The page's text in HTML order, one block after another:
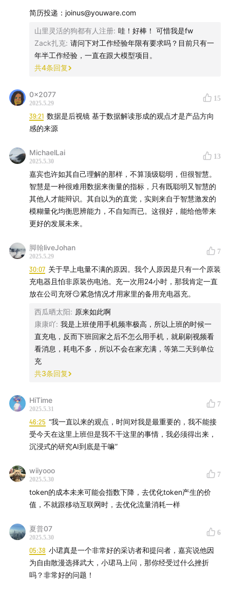
我们的播客节目在
讯：）
开始的快问快答
那些散漫的叛逆的挫败的少年成长
06:52 我在武大打辩论，尤其擅长四辩
辩论让我学会的最重要的：“永远具有第三方视角，
辩论不是说服你的对手”，“1秒钟把自己变成傻子”（by张
小龙）
大学后两年基本睡在实验室里，沉浸式打“智能汽车
竞赛”，拿了国奖
哎，好惨，惨痛的经历——我是输掉比赛最多的队
23:06 那是学长的退役比赛，我到今天还很愧疚
产品经理之路的前三站：OnePlus、ByteDance、
Moonshot
26:37 产品经理之路第一站：OnePlus导师带我们去坐地
铁、逛商场
95-100%和0-5%电量是用户对体验最敏感焦虑的时候
产品经理之路第二站：刚去字节极不适应，觉得自
己很菜
简历投递：joinus@youware.com
山里灵活的狗都有人注册: 哇！好棒！ 可惜我是fw
Zack扎克: 请问下对工作经验年限有要求吗？目前只有一
年半工作经验，一直在跟大模型项目。
共4条回复
0x2077
2025.5.29
15
39:21 数据是后视镜 基于数据解读形成的观点才是产品方向
感的来源
MichaelLai
2025.5.30
13
嘉宾也许如其自己理解的那样，不算顶级聪明，但很智慧。
智慧是一种很难用数据来衡量的指标，只有既聪明又智慧的
其他人才能辩识。其自以为的直觉，实则来自于智慧激发的
模糊量化均衡思辨能力，不自知而已。这很好，能给他带来
更好的发展未来。
脚翰liveJohan
2025.5.29
7
30:07 关于早上电量不满的原因。我个人原因是只有一个原装
充电器且怕非原装伤电池。充一次用24小时，那我肯定一直
放在公司充呀😏紧急情况才用家里的备用充电器充。
西瓜晒太阳: 原来如此啊
康康吖: 我是上班使用手机频率极高，所以上班的时候一
直充电，反而下班回家之后不怎么用手机，就刷刷视频看
看消息，耗电不多，所以不会在家充满，等第二天到单位
充
共3条回复
HiTime
2025.5.31
7
46:25 “我一直以来的观点，时间对我是最重要的，我不能接
受今天在这里上班但是我不干这里的事情，我必须得出来，
沉浸式的研究AI到底是干嘛”
wiiyooo
2025.5.30
7
token的成本未来可能会指数下降，去优化token产生的价
值，不就跟移动互联网时，去优化流量消耗一样
夏普07
2025.5.30
6
05:38 小珺真是一个非常好的采访者和提问者，嘉宾说他因
为自由散漫选择武大，小珺马上问，那你经受过什么挫折
吗？非常好的问题！